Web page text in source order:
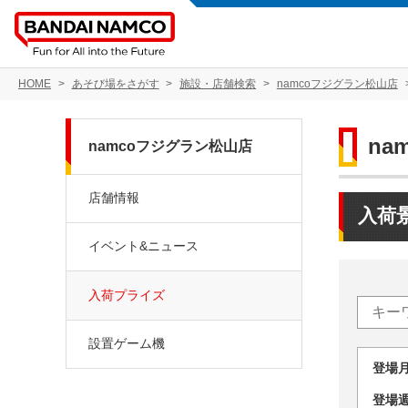
HOME あそび場をさがす 施設・店舗検索 namcoフジグラン松山店
入荷
登
登
namcoフジグラン松山店
店舗情報
イベント&ニュース
入荷プライズ
設置ゲーム機